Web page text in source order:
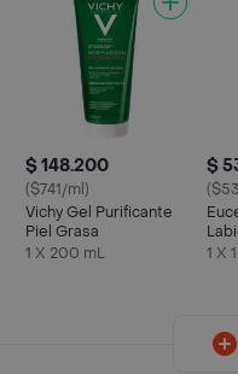
$ 148.200
($741/ml)
Vichy Gel Purificante
Piel Grasa
1 X 200 mL
$
1 X